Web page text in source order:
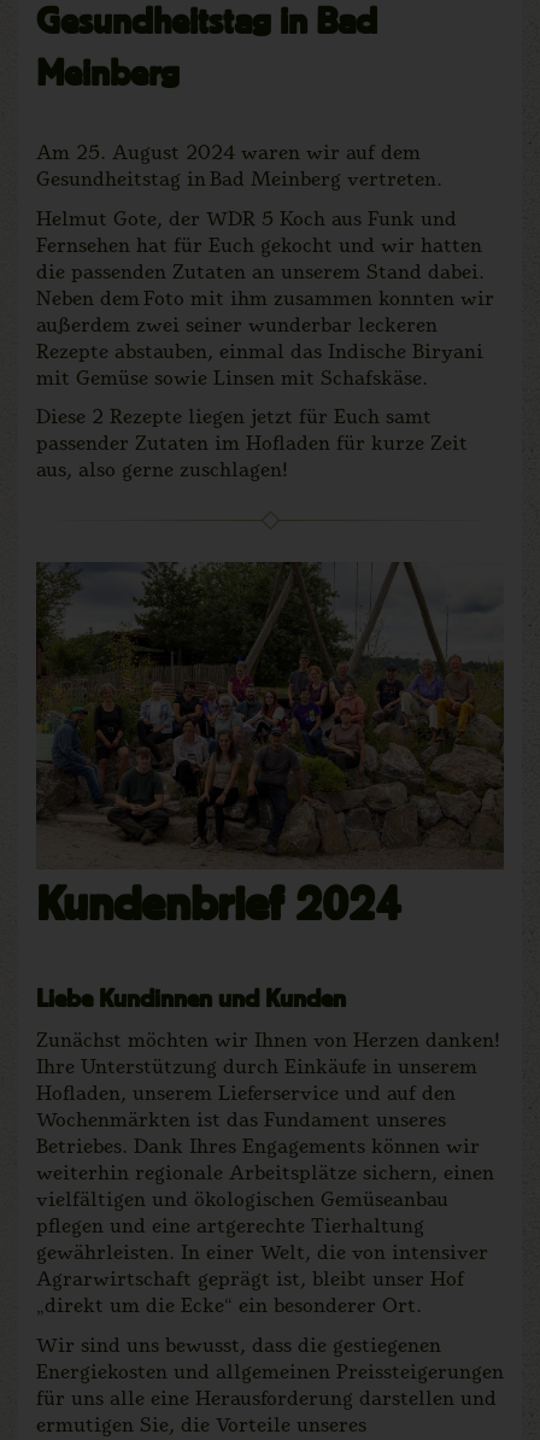
Gesundheitstag in Bad
Meinberg
Am 25. August 2024 waren wir auf dem
Gesundheitstag in Bad Meinberg vertreten.
Helmut Gote, der WDR 5 Koch aus Funk und
Fernsehen hat für Euch gekocht und wir hatten
die passenden Zutaten an unserem Stand dabei.
Neben dem Foto mit ihm zusammen konnten wir
außerdem zwei seiner wunderbar leckeren
Rezepte abstauben, einmal das Indische Biryani
mit Gemüse sowie Linsen mit Schafskäse.
Diese 2 Rezepte liegen jetzt für Euch samt
passender Zutaten im Hofladen für kurze Zeit
aus, also gerne zuschlagen!
Kundenbrief 2024
Liebe Kundinnen und Kunden
Zunächst möchten wir Ihnen von Herzen danken!
Ihre Unterstützung durch Einkäufe in unserem
Hofladen, unserem Lieferservice und auf den
Wochenmärkten ist das Fundament unseres
Betriebes. Dank Ihres Engagements können wir
weiterhin regionale Arbeitsplätze sichern, einen
vielfältigen und ökologischen Gemüseanbau
pflegen und eine artgerechte Tierhaltung
gewährleisten. In einer Welt, die von intensiver
Agrarwirtschaft geprägt ist, bleibt unser Hof
„direkt um die Ecke“ ein besonderer Ort.
Wir sind uns bewusst, dass die gestiegenen
Energiekosten und allgemeinen Preissteigerungen
für uns alle eine Herausforderung darstellen und
ermutigen Sie, die Vorteile unseres